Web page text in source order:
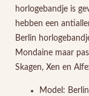
horlogebandje is
hebben een
Berlin
Mondaine maar
Skagen, Xen en
Model: Berlin